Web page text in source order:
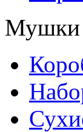
Мушки